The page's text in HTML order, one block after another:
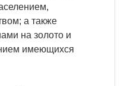
а также
на золото и
имеющихся